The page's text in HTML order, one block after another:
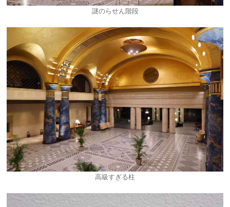
謎のらせん階段
高級すぎる柱